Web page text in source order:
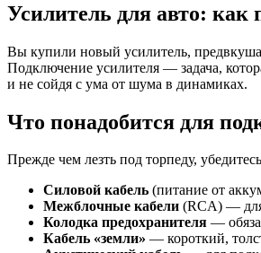
Усилитель для авто: как
Вы купили новый усилитель,
Подключение усилителя — задача,
и не сойдя с ума от шума в динамиках.
Что понадобится для
Прежде чем лезть под торпеду,
Силовой кабель (питание от
Межблочные кабели (RCA) — для
Колодка предохранителя —
Кабель «земли» — короткий,